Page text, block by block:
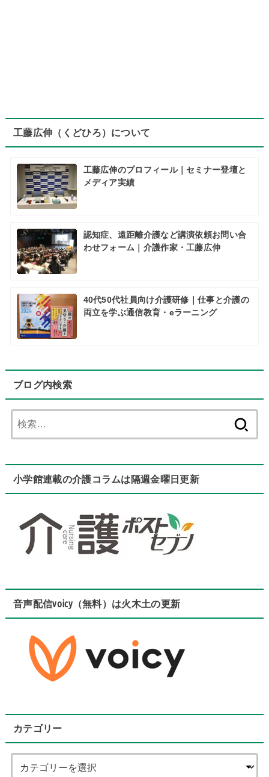
工藤広伸（くどひろ）について
工藤広伸のプロフィール｜セミナー登壇と
メディア実績
認知症、遠距離介護など講演依頼お問い合
わせフォーム｜介護作家・工藤広伸
40代50代社員向け介護研修｜仕事と介護の
両立を学ぶ通信教育・eラーニング
ブログ内検索
索:
小学館連載の介護コラムは隔週金曜日更新
音声配信voicy（無料）は火木土の更新
カテゴリー